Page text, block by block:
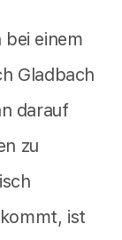
einem
Gladbach
darauf
zu
ist